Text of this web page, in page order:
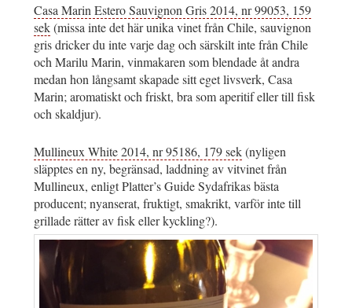
Casa Marin Estero Sauvignon Gris 2014, nr 99053, 159
sek(missa inte det här unika vinet från Chile, sauvignon
gris dricker du inte varje dag och särskilt inte från Chile
och Marilu Marin, vinmakaren som blendade åt andra
medan hon långsamt skapade sitt eget livsverk, Casa
Marin; aromatiskt och friskt, bra som aperitif eller till fisk
och skaldjur).
Mullineux White 2014, nr 95186, 179 sek(nyligen
släpptes en ny, begränsad, laddning av vitvinet från
Mullineux, enligt Platter’s Guide Sydafrikas bästa
producent; nyanserat, fruktigt, smakrikt, varför inte till
grillade rätter av fisk eller kyckling?).